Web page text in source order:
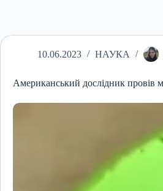
10.06.2023 НАУКА
Американський дослідник провів